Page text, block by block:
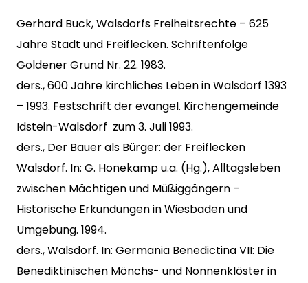
Gerhard Buck, Walsdorfs Freiheitsrechte – 625
Jahre Stadt und Freiflecken. Schriftenfolge
Goldener Grund Nr. 22. 1983.
ders., 600 Jahre kirchliches Leben in Walsdorf 1393
– 1993. Festschrift der evangel. Kirchengemeinde
Idstein-Walsdorf zum 3. Juli 1993.
ders., Der Bauer als Bürger: der Freiflecken
Walsdorf. In: G. Honekamp u.a. (Hg.), Alltagsleben
zwischen Mächtigen und Müßiggängern –
Historische Erkundungen in Wiesbaden und
Umgebung. 1994.
ders., Walsdorf. In: Germania Benedictina VII: Die
Benediktinischen Mönchs- und Nonnenklöster in